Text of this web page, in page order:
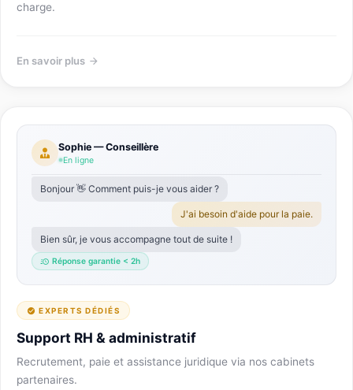
charge.
En savoir plus
Sophie — Conseillère
En ligne
Bonjour 👋 Comment puis-je vous aider ?
J'ai besoin d'aide pour la paie.
Bien sûr, je vous accompagne tout de suite !
Réponse garantie < 2h
EXPERTS DÉDIÉS
Support RH & administratif
Recrutement, paie et assistance juridique via nos cabinets
partenaires.